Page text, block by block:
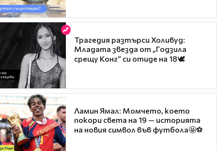
Трагедия разтърси Холивуд:
Младата звезда от „Годзила
срещу Конг“ си отиде на 18🕊️
Ламин Ямал: Момчето, което
покори света на 19 — историята
на новия символ във футбола🤩⚽